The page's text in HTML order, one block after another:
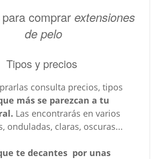
comprar extensiones
de pelo
Tipos y precios
consulta precios, tipos
más se parezcan a tu
Las encontrarás en varios
onduladas, claras, oscuras...
te decantes por unas